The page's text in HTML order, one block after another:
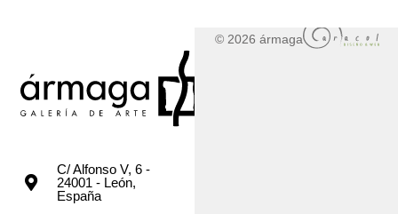
C/ Alfonso V, 6 -
24001 - León,
España
© 2026 ármaga